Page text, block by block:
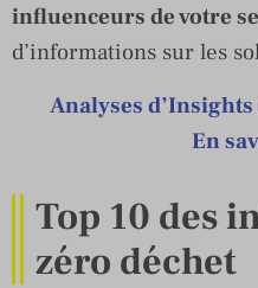
influenceurs de votre
d’informations sur les
Analyses
En
Top 10 des
zéro déchet